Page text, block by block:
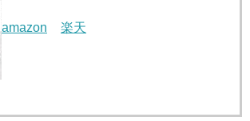
amazon 楽天